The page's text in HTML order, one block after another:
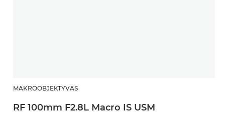
MAKROOBJEKTYVAS
RF 100mm F2.8L Macro IS USM